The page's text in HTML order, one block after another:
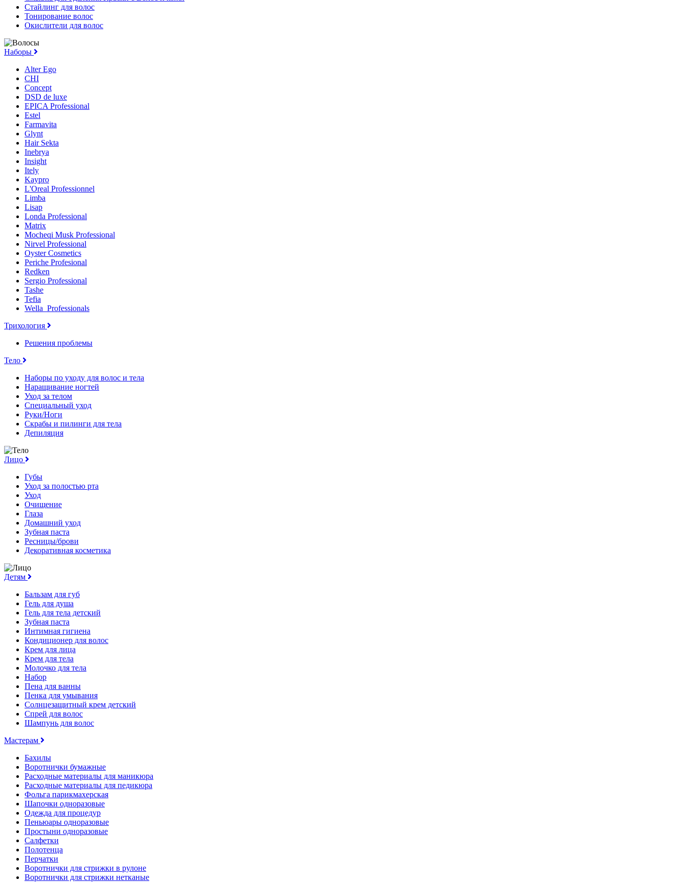
Стайлинг для волос
Тонирование волос
Окислители для волос
Наборы
Alter Ego
CHI
Concept
DSD de luxe
EPICA Professional
Estel
Farmavita
Glynt
Hair Sekta
Inebrya
Insight
Itely
Kaypro
L'Oreal Professionnel
Limba
Lisap
Londa Professional
Matrix
Mocheqi Musk Professional
Nirvel Professional
Oyster Cosmetics
Periche Profesional
Redken
Sergio Professional
Tashe
Tefia
Wella_Professionals
Трихология
Решения проблемы
Тело
Наборы по уходу для волос и тела
Наращивание ногтей
Уход за телом
Специальный уход
Руки/Ноги
Скрабы и пилинги для тела
Депиляция
Лицо
Губы
Уход за полостью рта
Уход
Очищение
Глаза
Домашний уход
Зубная паста
Ресницы/брови
Декоративная косметика
Детям
Бальзам для губ
Гель для душа
Гель для тела детский
Зубная паста
Интимная гигиена
Кондиционер для волос
Крем для лица
Крем для тела
Молочко для тела
Набор
Пена для ванны
Пенка для умывания
Солнцезащитный крем детский
Спрей для волос
Шампунь для волос
Мастерам
Бахилы
Воротнички бумажные
Расходные материалы для маникюра
Расходные материалы для педикюра
Фольга парикмахерская
Шапочки одноразовые
Одежда для процедур
Пеньюары одноразовые
Простыни одноразовые
Салфетки
Полотенца
Перчатки
Воротнички для стрижки в рулоне
Воротнички для стрижки нетканые